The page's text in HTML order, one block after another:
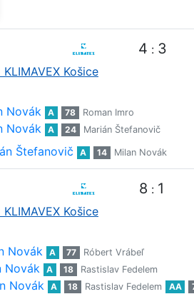
KLIMAVEX Košice
4 : 3
Novák A 78
Roman Imro
Novák A 24 Marián Štefanovič
Štefanovič A 14 Milan Novák
KLIMAVEX Košice
8 : 1
Novák A 77
Róbert Vrábeľ
Novák A 18
Rastislav Fedelem
Novák A 18 Rastislav Fedelem AA